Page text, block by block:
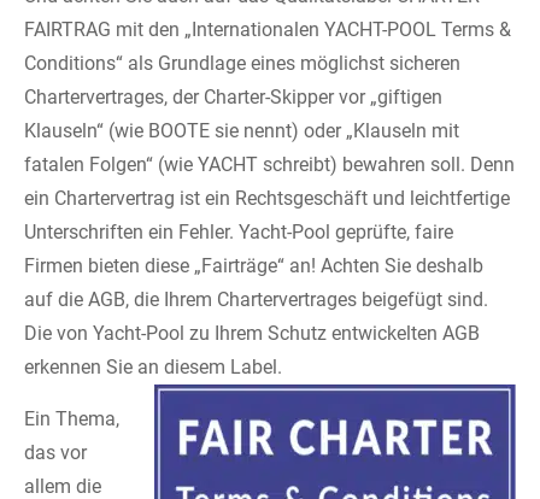
FAIRTRAG mit den „Internationalen YACHT-POOL Terms &
Conditions“ als Grundlage eines möglichst sicheren
Chartervertrages, der Charter-Skipper vor „giftigen
Klauseln“ (wie BOOTE sie nennt) oder „Klauseln mit
fatalen Folgen“ (wie YACHT schreibt) bewahren soll. Denn
ein Chartervertrag ist ein Rechtsgeschäft und leichtfertige
Unterschriften ein Fehler. Yacht-Pool geprüfte, faire
Firmen bieten diese „Fairträge“ an! Achten Sie deshalb
auf die AGB, die Ihrem Chartervertrages beigefügt sind.
Die von Yacht-Pool zu Ihrem Schutz entwickelten AGB
erkennen Sie an diesem Label. ­
Ein Thema,
das vor
allem die